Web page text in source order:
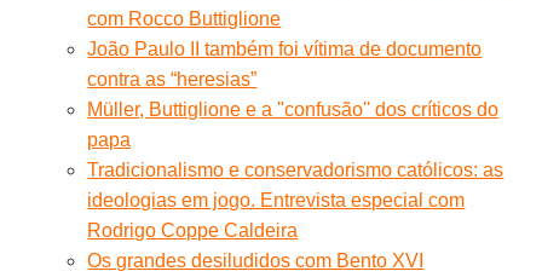
com Rocco Buttiglione
João Paulo II também foi vítima de documento
contra as “heresias”
Müller, Buttiglione e a ''confusão'' dos críticos do
papa
Tradicionalismo e conservadorismo católicos: as
ideologias em jogo. Entrevista especial com
Rodrigo Coppe Caldeira
Os grandes desiludidos com Bento XVI